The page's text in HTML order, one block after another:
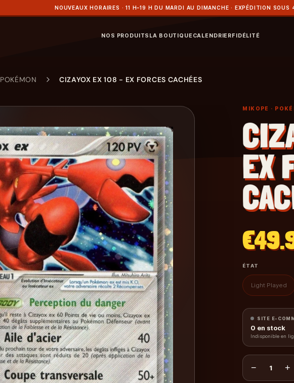
NOUVEAUX HORAIRES · 11 H–19 H DU MARDI AU DIMANCHE · EXPÉDITION SOUS
NOS PRODUITS LA BOUTIQUECALENDRIERFIDÉLITÉ
POKÉMON CIZAYOX EX 108 - EX FORCES CACHÉES
MIKOPE ·
EX
ÉTAT
Light Played
SITE E-
0 en stock
Indisponible en
− 1 +